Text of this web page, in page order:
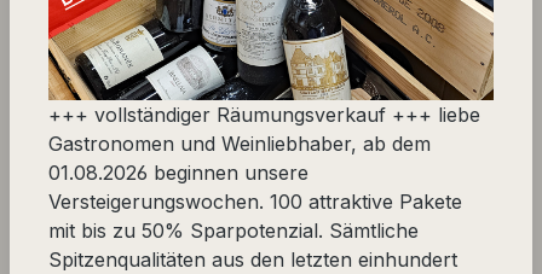
Zellertaler Essige
Bio-Weingut Wick, DE-Zell
Produkte filtern
Keine Produkte gefunden.
+++ vollständiger Räumungsverkauf +++ liebe
Gastronomen und Weinliebhaber, ab dem
01.08.2026 beginnen unsere
Versteigerungswochen. 100 attraktive Pakete
mit bis zu 50% Sparpotenzial. Sämtliche
Spitzenqualitäten aus den letzten einhundert